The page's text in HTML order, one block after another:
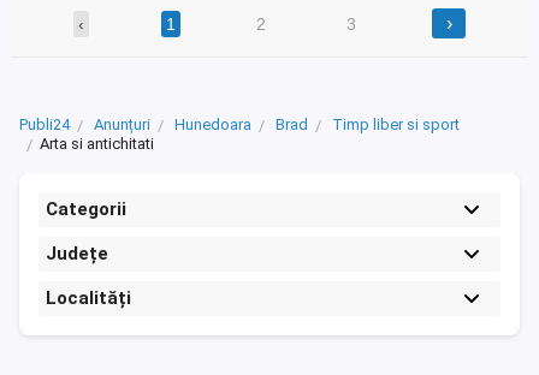
‹ 1 2 3 ›
Publi24 Anunțuri Hunedoara Brad
Timp liber si sport
Arta si antichitati
Categorii
Județe
Localități